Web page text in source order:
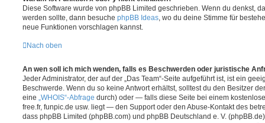
Diese Software wurde von phpBB Limited geschrieben. Wenn du denkst,
werden sollte, dann besuche phpBB Ideas, wo du deine Stimme für
neue Funktionen vorschlagen kannst.
Nach oben
An wen soll ich mich wenden, falls es Beschwerden oder juristische
Jeder Administrator, der auf der „Das Team“-Seite aufgeführt ist, ist ein
Beschwerde. Wenn du so keine Antwort erhältst, solltest du den Besitzer
eine „WHOIS“-Abfrage durch) oder — falls diese Seite bei einem
free.fr, funpic.de usw. liegt — den Support oder den Abuse-Kontakt des
dass phpBB Limited (phpBB.com) und phpBB Deutschland e. V.